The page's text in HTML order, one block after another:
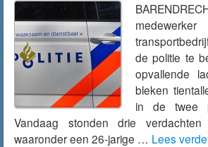
de politie te
opvallende
bleken
in de twee
Vandaag stonden drie
waaronder een 26-jarige … Lees